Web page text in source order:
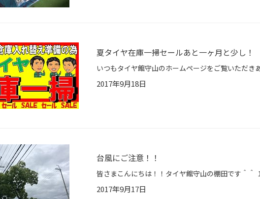
夏タイヤ在庫一掃セールあと一ヶ月と少し！
2017年9月18日
台風にご注意！！
2017年9月17日